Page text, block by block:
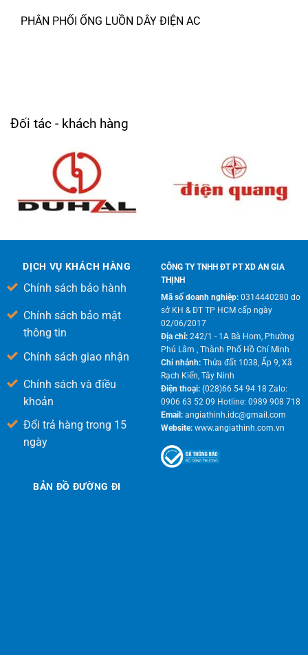
PHÂN PHỐI ỐNG LUỒN DÂY ĐIỆN AC
Đối tác - khách hàng
DỊCH VỤ KHÁCH HÀNG
Chính sách bảo hành
Chính sách bảo mật
thông tin
Chính sách giao nhận
Chính sách và điều
khoản
Đổi trả hàng trong 15
ngày
CÔNG TY TNHH ĐT PT XD AN GIA
THỊNH
Mã số doanh nghiệp:0314440280 do
sở KH & ĐT TP HCM cấp ngày
02/06/2017
Địa chỉ:242/1 - 1A Bà Hom, Phường
Phú Lâm , Thành Phố Hồ Chí Minh
Chi nhánh: Thửa đất 1038, Ấp 9, Xã
Rạch Kiến, Tây Ninh
Điện thoại:(028)66 54 94 18 Zalo:
0906 63 52 09 Hotline: 0989 908 718
Email:angiathinh.idc@gmail.com
Website:www.angiathinh.com.vn
BẢN ĐỒ ĐƯỜNG ĐI